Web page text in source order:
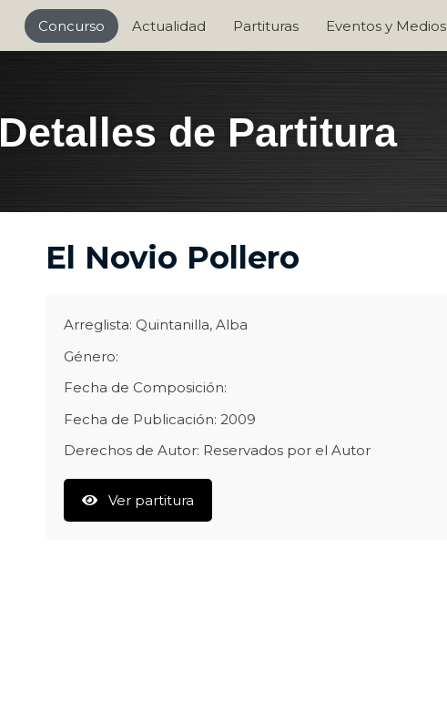
Concurso Actualidad Partituras Eventos y Medios
Detalles de Partitura
El Novio Pollero
Arreglista: Quintanilla, Alba
Género:
Fecha de Composición:
Fecha de Publicación: 2009
Derechos de Autor: Reservados por el Autor
Ver partitura